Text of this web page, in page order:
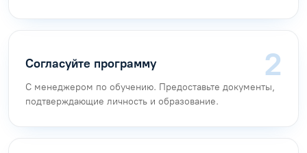
Согласуйте программу
С менеджером по обучению. Предоставьте документы,
подтверждающие личность и образование.